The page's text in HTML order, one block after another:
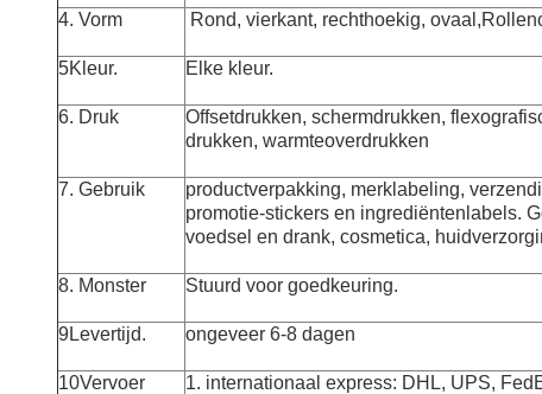
4. Vorm Rond, vierkant, rechthoekig, ovaal,Rollen
5Kleur. Elke kleur.
6. Druk
Offsetdrukken, schermdrukken,
drukken, warmteoverdrukken
7. Gebruik
productverpakking, merklabeling,
promotie-stickers en ingrediëntenlabels.
voedsel en drank, cosmetica,
8. Monster Stuurd voor goedkeuring.
9Levertijd. ongeveer 6-8 dagen
10Vervoer
1. internationaal express: DHL, UPS,